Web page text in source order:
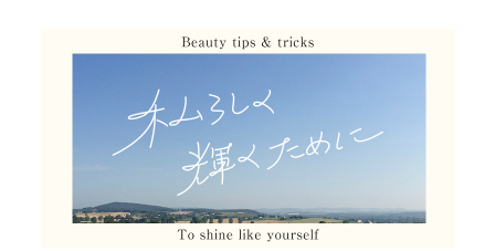
POINT MAKEUP ポイントメイク
BODY・HAIR CARE ボディ・ヘアケア